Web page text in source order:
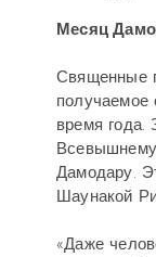
Месяц
Священные
получаемое
время
Дамодару.
Шаунакой
«Даже